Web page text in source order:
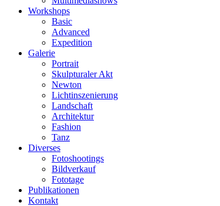
Workshops
Basic
Advanced
Expedition
Galerie
Portrait
Skulpturaler Akt
Newton
Lichtinszenierung
Landschaft
Architektur
Fashion
Tanz
Diverses
Fotoshootings
Bildverkauf
Fototage
Publikationen
Kontakt